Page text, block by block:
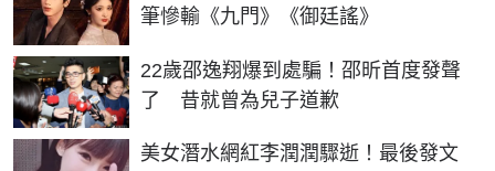
筆慘輸《九門》《御廷謠》
22歲邵逸翔爆到處騙！邵昕首度發聲
了 昔就曾為兒子道歉
美女潛水網紅李潤潤驟逝！最後發文